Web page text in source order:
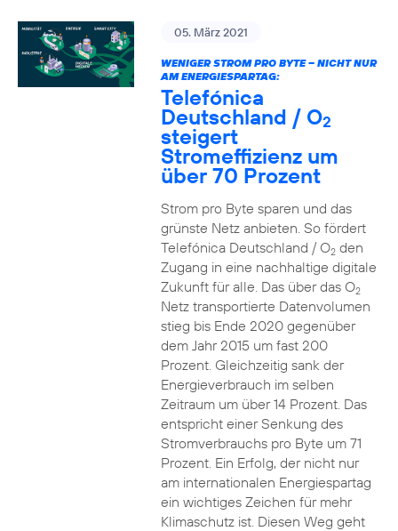
05. März 2021
WENIGER STROM PRO BYTE – NICHT NUR
AM ENERGIESPARTAG:
Telefónica
Deutschland / O2
steigert
Stromeffizienz um
über 70 Prozent
Strom pro Byte sparen und das
grünste Netz anbieten. So fördert
Telefónica Deutschland / O2den
Zugang in eine nachhaltige digitale
Zukunft für alle. Das über das O2
Netz transportierte Datenvolumen
stieg bis Ende 2020 gegenüber
dem Jahr 2015 um fast 200
Prozent. Gleichzeitig sank der
Energieverbrauch im selben
Zeitraum um über 14 Prozent. Das
entspricht einer Senkung des
Stromverbrauchs pro Byte um 71
Prozent. Ein Erfolg, der nicht nur
am internationalen Energiespartag
ein wichtiges Zeichen für mehr
Klimaschutz ist. Diesen Weg geht